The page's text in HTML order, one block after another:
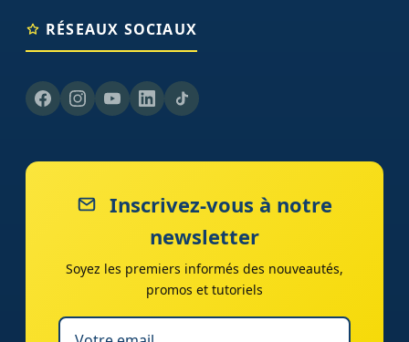
RÉSEAUX SOCIAUX
Inscrivez-vous à notre
newsletter
Soyez les premiers informés des nouveautés,
promos et tutoriels